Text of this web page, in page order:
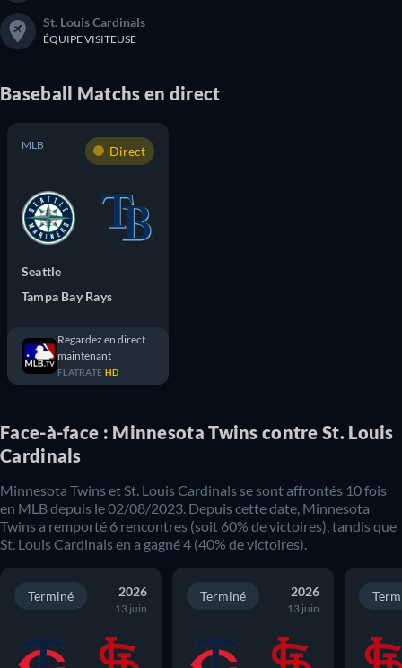
St. Louis Cardinals
ÉQUIPE VISITEUSE
Baseball Matchs en direct
MLB Direct
Seattle
Tampa Bay Rays
Regardez en direct
maintenant
FLATRATE HD
Face-à-face : Minnesota Twins contre St. Louis
Cardinals
Minnesota Twins et St. Louis Cardinals se sont affrontés 10fois
en MLBdepuis le02/08/2023 . Depuis cette date, Minnesota
Twins a remporté 6 rencontres (soit 60% de victoires), tandis que
St. Louis Cardinals en a gagné4 (40% de victoires).
Terminé 2026
13 juin
Terminé 2026
13 juin